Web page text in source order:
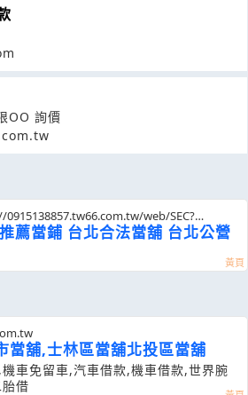
OO 詢價
0915138857.tw66.com.tw/web/SEC?
薦當鋪 台北合法當舖 台北公營
當舖,士林區當舖北投區當舖
車免留車,汽車借款,機車借款,世界腕
借